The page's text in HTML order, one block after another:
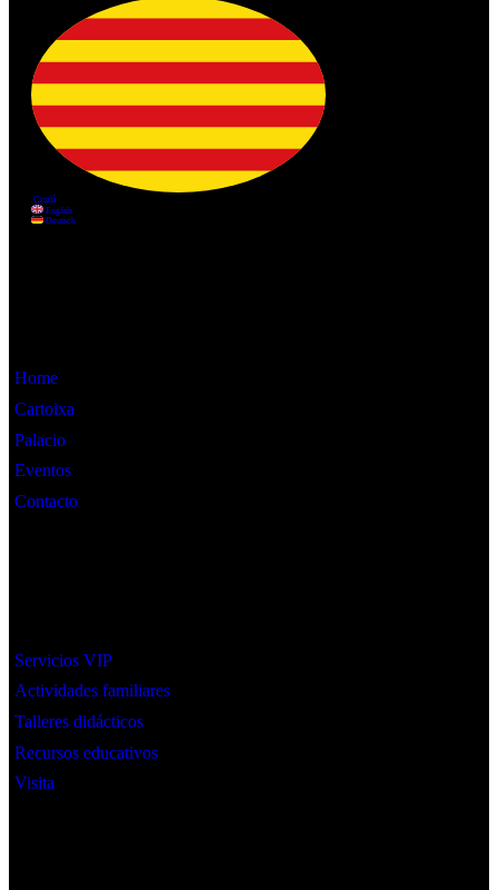
Home
Cartoixa
Palacio
Eventos
Contacto
Servicios VIP
Actividades familiares
Talleres didácticos
Recursos educativos
Visita